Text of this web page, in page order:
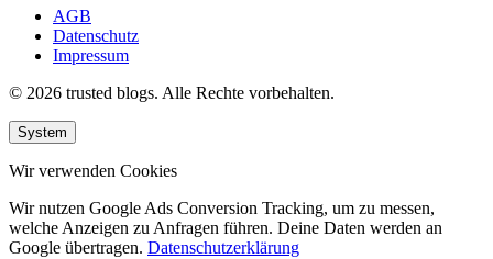
AGB
Datenschutz
Impressum
© 2026 trusted blogs. Alle Rechte vorbehalten.
System
Wir verwenden Cookies
Wir nutzen Google Ads Conversion Tracking, um zu messen,
welche Anzeigen zu Anfragen führen. Deine Daten werden an
Google übertragen. Datenschutzerklärung